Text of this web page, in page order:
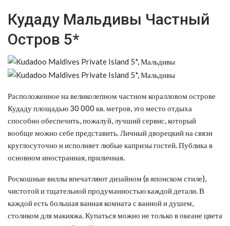
Кудаду Мальдивы Частный
Остров 5*
Расположенное на великолепном частном коралловом острове
Кудаду площадью 30 000 кв. метров, это место отдыха
способно обеспечить, пожалуй, лучший сервис, который
вообще можно себе представить. Личный дворецкий на связи
круглосуточно и исполняет любые капризы гостей. Публика в
основном иностранная, приличная.
Роскошные виллы впечатляют дизайном (в японском стиле),
чистотой и тщательной продуманностью каждой детали. В
каждой есть большая ванная комната с ванной и душем,
столиком для макияжа. Купаться можно не только в океане цвета